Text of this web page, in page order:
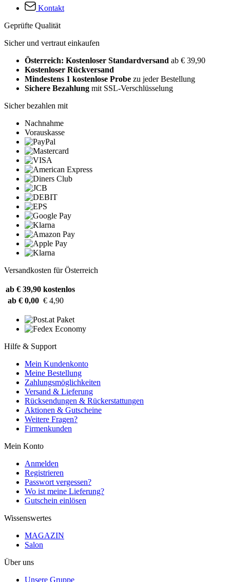
Kontakt
Geprüfte Qualität
Sicher und vertraut einkaufen
Österreich: Kostenloser Standardversand ab € 39,90
Kostenloser Rückversand
Mindestens 1 kostenlose Probe zu jeder Bestellung
Sichere Bezahlung mit SSL-Verschlüsselung
Sicher bezahlen mit
Nachnahme
Vorauskasse
Versandkosten für Österreich
ab € 39,90 kostenlos
ab € 0,00 € 4,90
Hilfe & Support
Mein Kundenkonto
Meine Bestellung
Zahlungsmöglichkeiten
Versand & Lieferung
Rücksendungen & Rückerstattungen
Aktionen & Gutscheine
Weitere Fragen?
Firmenkunden
Mein Konto
Anmelden
Registrieren
Passwort vergessen?
Wo ist meine Lieferung?
Gutschein einlösen
Wissenswertes
MAGAZIN
Salon
Über uns
Unsere Gruppe